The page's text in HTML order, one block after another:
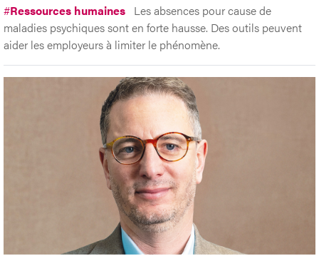
#Ressources humaines Les absences pour cause de
maladies psychiques sont en forte hausse. Des outils peuvent
aider les employeurs à limiter le phénomène.